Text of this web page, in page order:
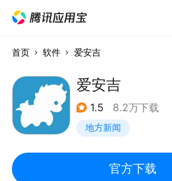
首页 软件 爱安吉
爱安吉
1.5 8.2万下载
地方新闻
官方下载